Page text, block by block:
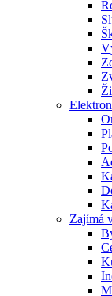
Zajímá